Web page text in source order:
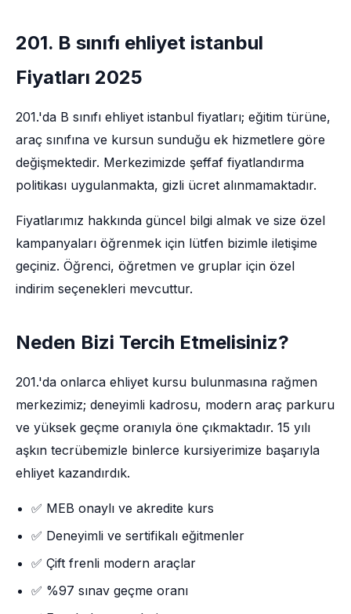
201. B sınıfı ehliyet istanbul
Fiyatları 2025
201.'da B sınıfı ehliyet istanbul fiyatları; eğitim türüne,
araç sınıfına ve kursun sunduğu ek hizmetlere göre
değişmektedir. Merkezimizde şeffaf fiyatlandırma
politikası uygulanmakta, gizli ücret alınmamaktadır.
Fiyatlarımız hakkında güncel bilgi almak ve size özel
kampanyaları öğrenmek için lütfen bizimle iletişime
geçiniz. Öğrenci, öğretmen ve gruplar için özel
indirim seçenekleri mevcuttur.
Neden Bizi Tercih Etmelisiniz?
201.'da onlarca ehliyet kursu bulunmasına rağmen
merkezimiz; deneyimli kadrosu, modern araç parkuru
ve yüksek geçme oranıyla öne çıkmaktadır. 15 yılı
aşkın tecrübemizle binlerce kursiyerimize başarıyla
ehliyet kazandırdık.
✅ MEB onaylı ve akredite kurs
✅ Deneyimli ve sertifikalı eğitmenler
✅ Çift frenli modern araçlar
✅ %97 sınav geçme oranı